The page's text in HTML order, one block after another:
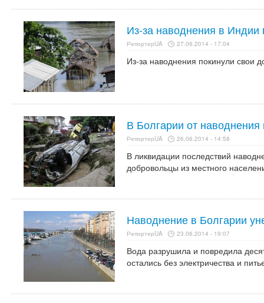
Из-за наводнения в Индии
РепортерUA 27.06.2014 - 17:04
Из-за наводнения покинули свои
В Болгарии от наводнения
РепортерUA 26.06.2014 - 14:58
В ликвидации последствий
добровольцы из местного
Наводнение в Болгарии
РепортерUA 23.06.2014 - 19:07
Вода разрушила и повредила
остались без электричества и